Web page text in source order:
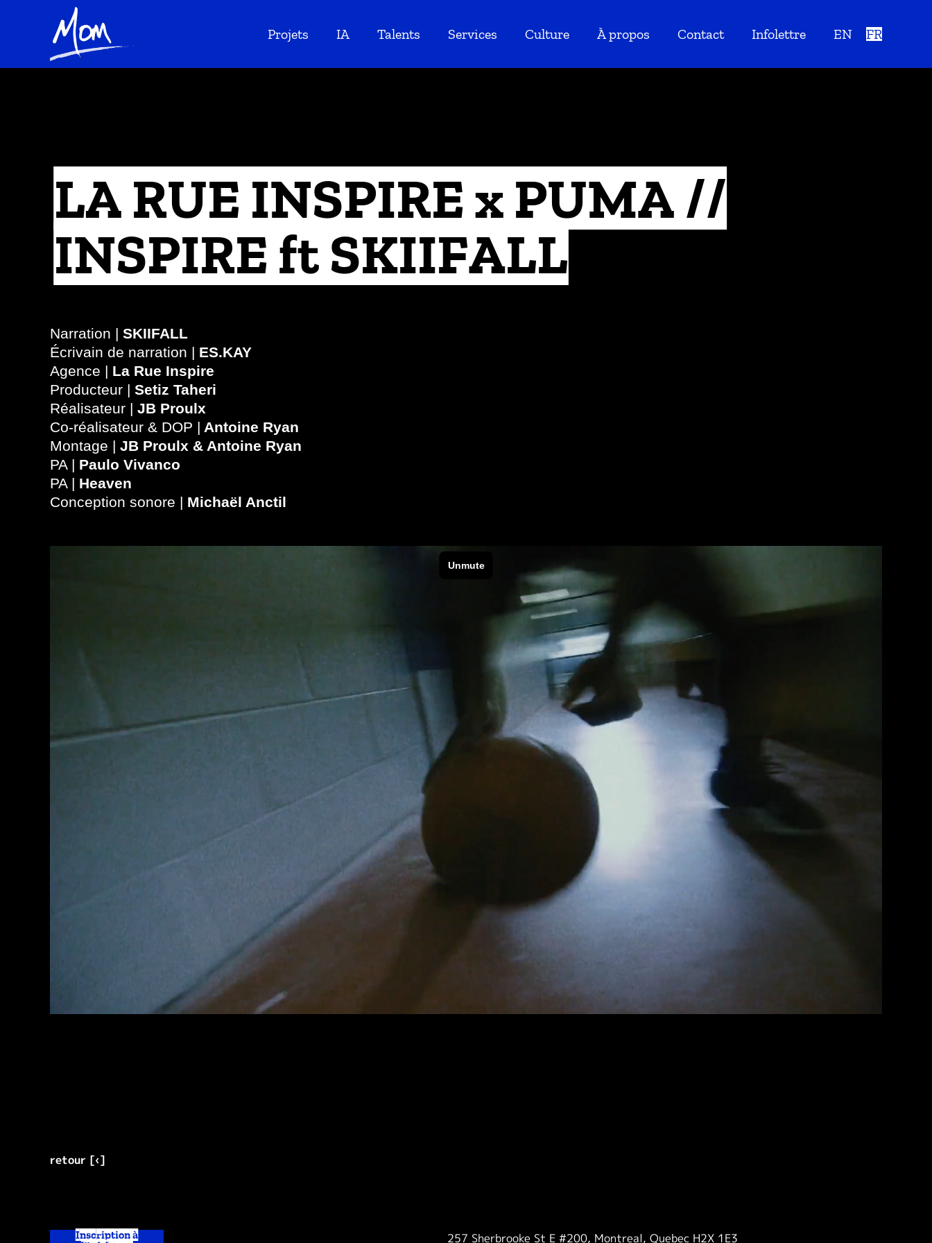
Projets IA Talents Services Culture À propos Contact Infolettre EN FR
LA RUE INSPIRE x PUMA //
INSPIRE ft SKIIFALL
Narration | SKIIFALL
Écrivain de narration | ES.KAY
Agence | La Rue Inspire
Producteur | Setiz Taheri
Réalisateur | JB Proulx
Co-réalisateur & DOP | Antoine Ryan
Montage | JB Proulx & Antoine Ryan
PA | Paulo Vivanco
PA | Heaven
Conception sonore | Michaël Anctil
retour [‹]
Inscription à
257 Sherbrooke St E #200, Montreal, Quebec H2X 1E3